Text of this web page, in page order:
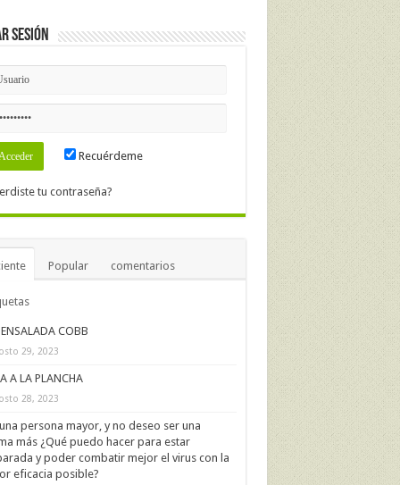
Sesión
Recuérdeme
tu contraseña?
Popular comentarios
ENSALADA COBB
29, 2023
A LA PLANCHA
28, 2023
persona mayor, y no deseo ser una
más ¿Qué puedo hacer para estar
y poder combatir mejor el virus con la
eficacia posible?